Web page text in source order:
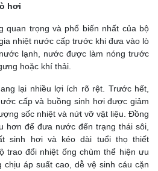
hơi
quan trọng và phổ biến nhất của bộ
nhiệt nước cấp trước khi đưa vào lò
lạnh, nước được làm nóng trước
hoặc khí thải.
lại nhiều lợi ích rõ rệt. Trước hết,
cấp và buồng sinh hơi được giảm
sốc nhiệt và nứt vỡ vật liệu. Đồng
hơn để đưa nước đến trạng thái sôi,
sinh hơi và kéo dài tuổi thọ thiết
trao đổi nhiệt ống chùm thể hiện ưu
áp suất cao, dễ vệ sinh cáu cặn